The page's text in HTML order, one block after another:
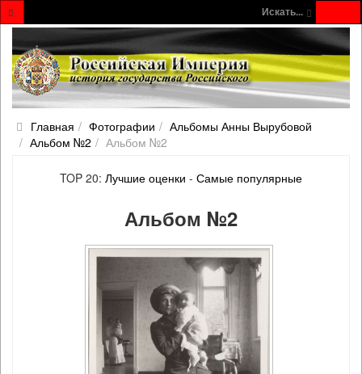
Искать...
Главная Фотографии
Альбомы Анны Вырубовой
Альбом №2
Альбом №2
TOP 20: Лучшие оценки - Самые популярные
Альбом №2